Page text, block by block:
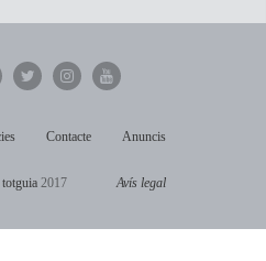
Contacte Anuncis
totguia 2017 Avís legal